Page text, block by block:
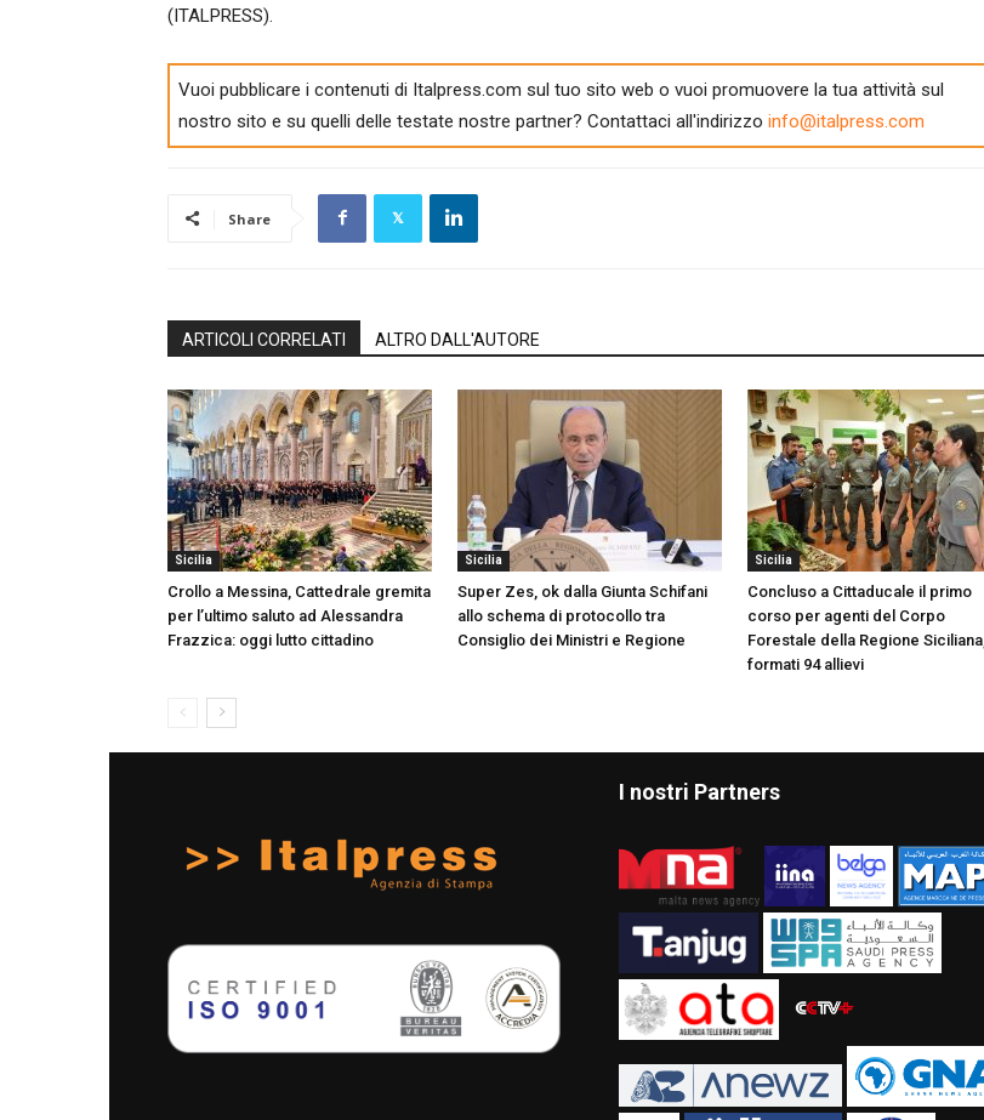
(ITALPRESS).
Vuoi pubblicare i contenuti di Italpress.com sul tuo sito web o vuoi promuovere la tua attività sul
nostro sito e su quelli delle testate nostre partner? Contattaci all'indirizzo info@italpress.com
Share
ARTICOLI CORRELATI ALTRO DALL'AUTORE
Sicilia
Crollo a Messina, Cattedrale gremita
per l’ultimo saluto ad Alessandra
Frazzica: oggi lutto cittadino
Sicilia
Super Zes, ok dalla Giunta Schifani
allo schema di protocollo tra
Consiglio dei Ministri e Regione
Sicilia
Concluso a Cittaducale il primo
corso per agenti del Corpo
Forestale della Regione Siciliana,
formati 94 allievi
I nostri Partners